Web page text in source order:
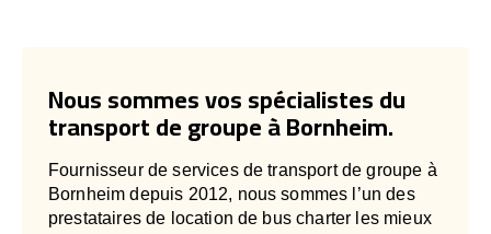
Nous sommes vos spécialistes du
transport de groupe à Bornheim.
Fournisseur de services de transport de groupe à
Bornheim depuis 2012, nous sommes l’un des
prestataires de location de bus charter les mieux